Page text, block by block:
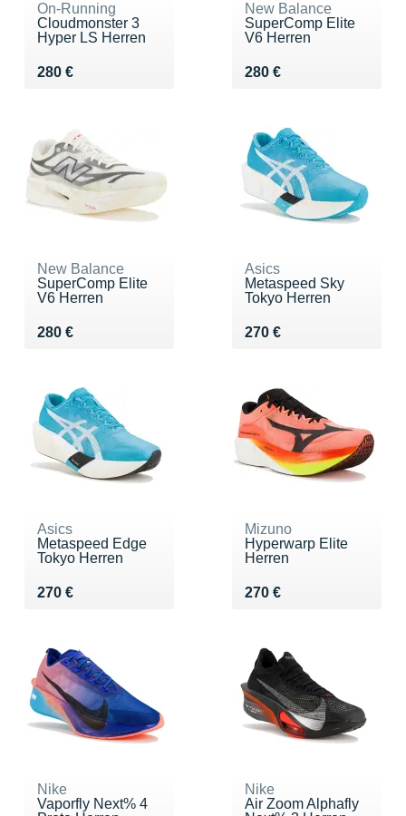
On-Running
Cloudmonster 3
Hyper LS Herren
280 €
Vendu 280 €
New Balance
SuperComp Elite
V6 Herren
280 €
Vendu 280 €
New Balance
SuperComp Elite
V6 Herren
280 €
Vendu 280 €
Asics
Metaspeed Sky
Tokyo Herren
270 €
Vendu 270 €
Asics
Metaspeed Edge
Tokyo Herren
270 €
Vendu 270 €
Mizuno
Hyperwarp Elite
Herren
270 €
Vendu 270 €
Nike
Vaporfly Next% 4
Nike
Air Zoom Alphafly